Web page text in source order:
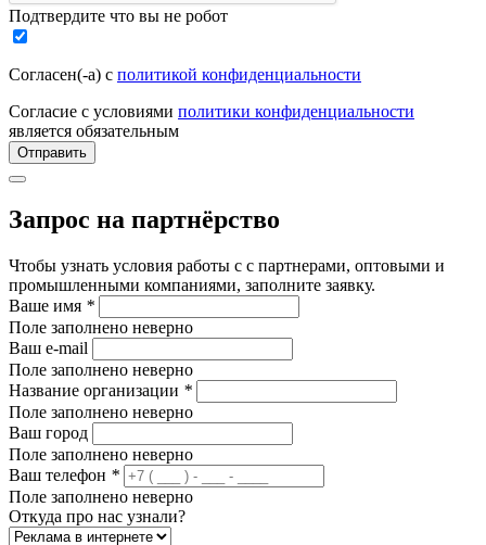
Подтвердите что вы не робот
Согласен(-а) с политикой конфиденциальности
Согласие с условиями политики конфиденциальности
является обязательным
Отправить
Запрос на партнёрство
Чтобы узнать условия работы с с партнерами, оптовыми и
промышленными компаниями, заполните заявку.
Ваше имя *
Поле заполнено неверно
Ваш e-mail
Поле заполнено неверно
Название организации *
Поле заполнено неверно
Ваш город
Поле заполнено неверно
Ваш телефон *
Поле заполнено неверно
Откуда про нас узнали?